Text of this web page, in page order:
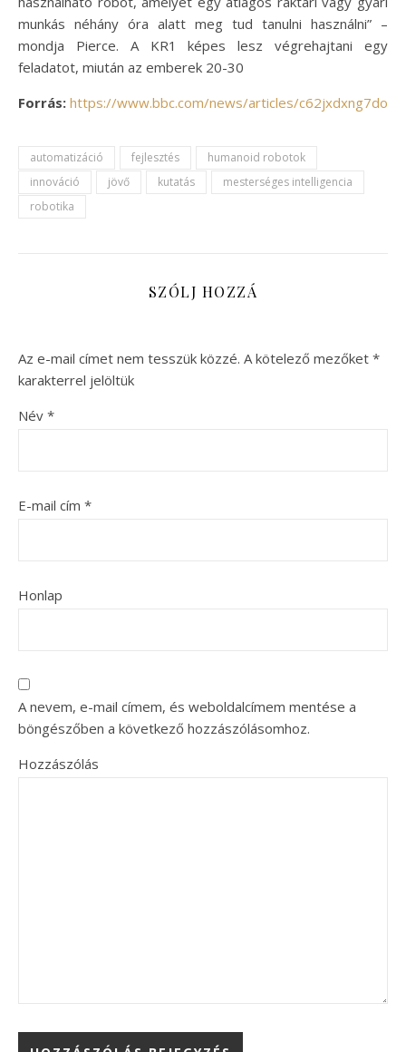
munkás néhány óra alatt meg tud tanulni használni” –
mondja Pierce. A KR1 képes lesz végrehajtani egy
feladatot, miután az emberek 20-30
Forrás: https://www.bbc.com/news/articles/c62jxdxng7do
automatizáció fejlesztés
humanoid robotok
innováció
jövő kutatás
mesterséges intelligencia
robotika
SZÓLJ HOZZÁ
Az e-mail címet nem tesszük közzé. A kötelező mezőket *
karakterrel jelöltük
Név *
E-mail cím *
Honlap
A nevem, e-mail címem, és weboldalcímem mentése a
böngészőben a következő hozzászólásomhoz.
Hozzászólás